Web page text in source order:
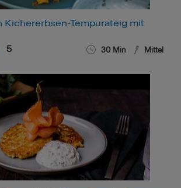
Kichererbsen-Tempurateig mit
5 30 Min Mittel